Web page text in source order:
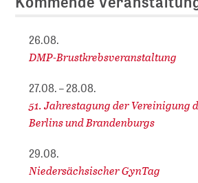
26.08.
DMP-Brustkrebsveranstaltung
27.08. – 28.08.
51. Jahrestagung der Vereinigung
Berlins und Brandenburgs
29.08.
Niedersächsischer GynTag